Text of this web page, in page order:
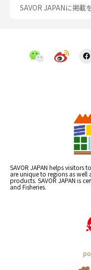
SAVOR JAPAN helps visitors
are unique to regions as
products. SAVOR JAPAN is
and Fisheries.
SAVOR JAPANに掲載